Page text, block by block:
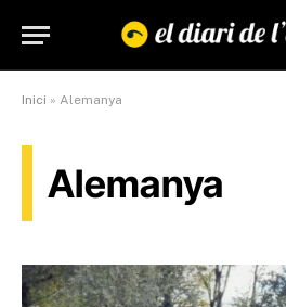
Inici » Alemanya
Alemanya